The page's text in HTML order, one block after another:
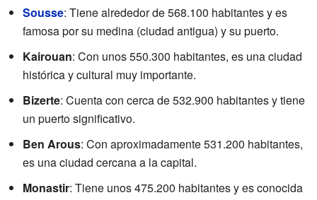
Sousse: Tiene alrededor de 568.100 habitantes y es
famosa por su medina (ciudad antigua) y su puerto.
Kairouan: Con unos 550.300 habitantes, es una ciudad
histórica y cultural muy importante.
Bizerte: Cuenta con cerca de 532.900 habitantes y tiene
un puerto significativo.
Ben Arous: Con aproximadamente 531.200 habitantes,
es una ciudad cercana a la capital.
Monastir: Tiene unos 475.200 habitantes y es conocida